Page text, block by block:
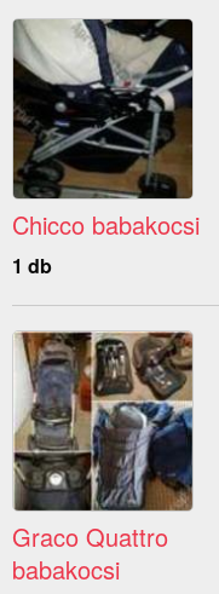
Chicco babakocsi
1 db
Graco Quattro
babakocsi